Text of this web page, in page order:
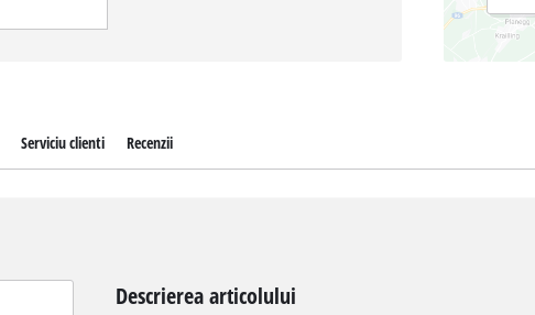
Serviciu clienti Recenzii
Descrierea articolului